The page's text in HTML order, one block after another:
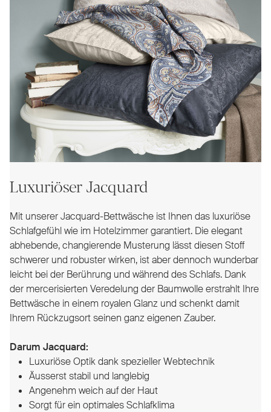
Luxuriöser Jacquard
Mit unserer Jacquard-Bettwäsche ist Ihnen das luxuriöse
Schlafgefühl wie im Hotelzimmer garantiert. Die elegant
abhebende, changierende Musterung lässt diesen Stoff
schwerer und robuster wirken, ist aber dennoch wunderbar
leicht bei der Berührung und während des Schlafs. Dank
der mercerisierten Veredelung der Baumwolle erstrahlt Ihre
Bettwäsche in einem royalen Glanz und schenkt damit
Ihrem Rückzugsort seinen ganz eigenen Zauber.
Darum Jacquard:
Luxuriöse Optik dank spezieller Webtechnik
Äusserst stabil und langlebig
Angenehm weich auf der Haut
Sorgt für ein optimales Schlafklima